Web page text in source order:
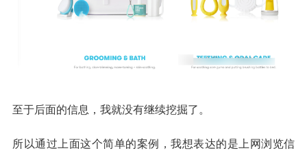
至于后面的信息，我就没有继续挖掘了。
所以通过上面这个简单的案例，我想表达的是上网浏览信